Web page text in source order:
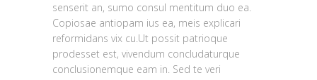
senserit an, sumo consul mentitum duo ea.
Copiosae antiopam ius ea, meis explicari
reformidans vix cu.Ut possit patrioque
prodesset est, vivendum concludaturque
conclusionemque eam in. Sed te veri